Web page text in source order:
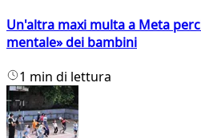
Un'altra maxi multa a Meta
mentale» dei bambini
1 min di lettura